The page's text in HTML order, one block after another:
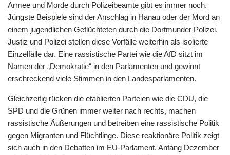
Armee und Morde durch Polizeibeamte gibt es immer noch.
Jüngste Beispiele sind der Anschlag in Hanau oder der Mord an
einem jugendlichen Geflüchteten durch die Dortmunder Polizei.
Justiz und Polizei stellen diese Vorfälle weiterhin als isolierte
Einzelfälle dar. Eine rassistische Partei wie die AfD sitzt im
Namen der „Demokratie“ in den Parlamenten und gewinnt
erschreckend viele Stimmen in den Landesparlamenten.
Gleichzeitig rücken die etablierten Parteien wie die CDU, die
SPD und die Grünen immer weiter nach rechts, machen
rassistische Äußerungen und betreiben eine rassistische Politik
gegen Migranten und Flüchtlinge. Diese reaktionäre Politik zeigt
sich auch in den Debatten im EU-Parlament. Anfang Dezember